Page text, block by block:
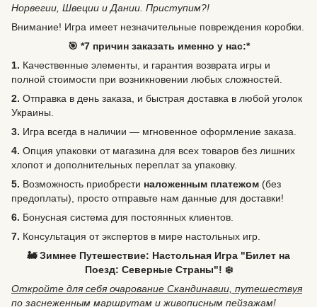
Норвегии, Швеции и Дании. Приступим?!
Внимание! Игра имеет незначительные повреждения коробки.
🎯 *7 причин заказать именно у нас:*
1. Качественные элементы, и гарантия возврата игры и
полной стоимости при возникновении любых сложностей.
2. Отправка в день заказа, и быстрая доставка в любой уголок
Украины.
3. Игра всегда в наличии — мгновенное оформление заказа.
4. Опция упаковки от магазина для всех товаров без лишних
хлопот и дополнительных переплат за упаковку.
5. Возможность приобрести наложенным платежом (без
предоплаты), просто отправьте нам данные для доставки!
6. Бонусная система для постоянных клиентов.
7. Консультация от экспертов в мире настольных игр.
🚂 Зимнее Путешествие: Настольная Игра "Билет на
Поезд: Северные Страны"! ❄️
Откройте для себя очарование Скандинавии, путешествуя
по заснеженным маршрутам и живописным пейзажам!